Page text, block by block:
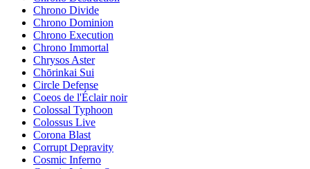
Chrono Divide
Chrono Dominion
Chrono Execution
Chrono Immortal
Chrysos Aster
Chōrinkai Sui
Circle Defense
Coeos de l'Éclair noir
Colossal Typhoon
Colossus Live
Corona Blast
Corrupt Depravity
Cosmic Inferno